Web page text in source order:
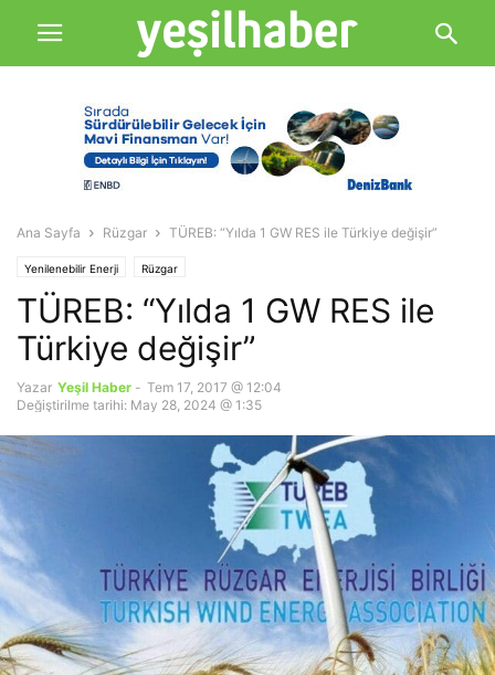
Ana Sayfa Rüzgar TÜREB: “Yılda 1 GW RES ile Türkiye değişir”
Yenilenebilir Enerji Rüzgar
TÜREB: “Yılda 1 GW RES ile
Türkiye değişir”
Yazar Yeşil Haber - Tem 17, 2017 @ 12:04
Değiştirilme tarihi: May 28, 2024 @ 1:35